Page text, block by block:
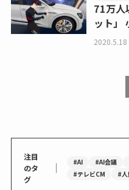
71万人
ット」
2020.5.18
注目
のタ
グ
｜ #AI #AI会議
#テレビCM
#